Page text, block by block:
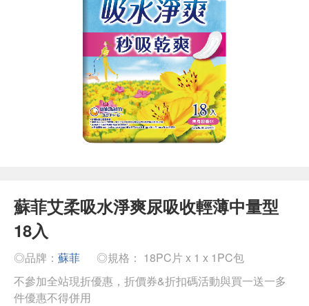
蘇菲艾柔吸水淨爽尿吸收輕薄中量型
18入
◎品牌： 蘇菲
◎規格： 18PC片 x 1 x 1PC包
不參加全站現折優惠，折價券&折扣碼活動與買一送一多
件優惠不得併用